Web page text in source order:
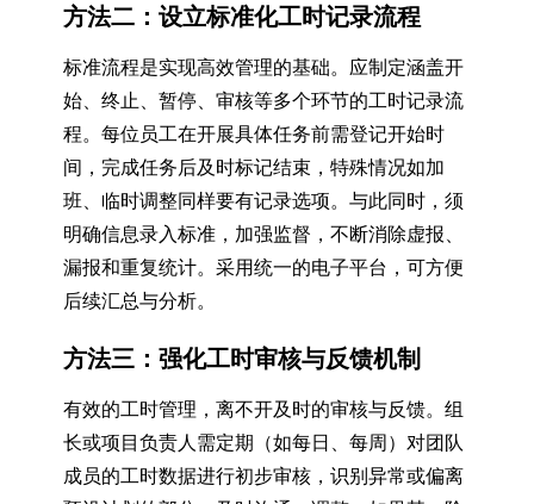
方法二：设立标准化工时记录流程
标准流程是实现高效管理的基础。应制定涵盖开
始、终止、暂停、审核等多个环节的工时记录流
程。每位员工在开展具体任务前需登记开始时
间，完成任务后及时标记结束，特殊情况如加
班、临时调整同样要有记录选项。与此同时，须
明确信息录入标准，加强监督，不断消除虚报、
漏报和重复统计。采用统一的电子平台，可方便
后续汇总与分析。
方法三：强化工时审核与反馈机制
有效的工时管理，离不开及时的审核与反馈。组
长或项目负责人需定期（如每日、每周）对团队
成员的工时数据进行初步审核，识别异常或偏离